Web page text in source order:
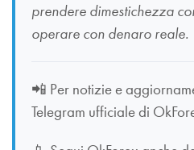
prendere dimestichezza
operare con denaro reale.
📲 Per notizie e
Telegram ufficiale di